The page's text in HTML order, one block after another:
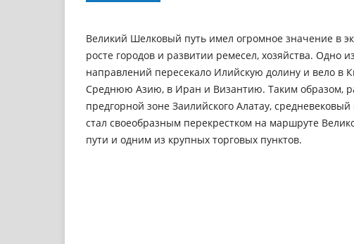
Великий Шелковый путь имел огромное значение в
росте городов и развитии ремесел, хозяйства. Одно
направлений пересекало Илийскую долину и вело в
Среднюю Азию, в Иран и Византию. Таким образом,
предгорной зоне Заилийского Алатау, средневековый
стал своеобразным перекрестком на маршруте
пути и одним из крупных торговых пунктов.